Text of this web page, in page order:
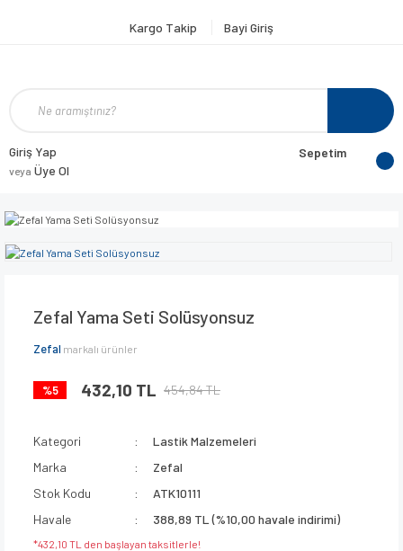
Kargo Takip Bayi Giriş
Giriş Yap
veya Üye Ol
Sepetim
Zefal Yama Seti Solüsyonsuz
Zefal markalı ürünler
%5 432,10 TL 454,84 TL
Kategori
Lastik Malzemeleri
Marka
Zefal
Stok Kodu
ATK10111
Havale
388,89 TL (%10,00 havale indirimi)
*432,10 TL den başlayan taksitlerle!